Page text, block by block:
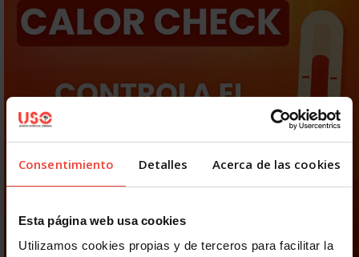
Consentimiento Detalles Acerca de las cookies
Esta página web usa cookies
Utilizamos cookies propias y de terceros para facilitar la